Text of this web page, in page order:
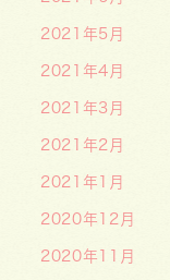
2021年5月
2021年4月
2021年3月
2021年2月
2021年1月
2020年12月
2020年11月